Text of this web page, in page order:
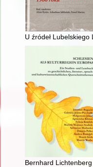
U źródeł
Bernhard